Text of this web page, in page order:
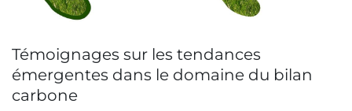
Témoignages sur les tendances
émergentes dans le domaine du bilan
carbone